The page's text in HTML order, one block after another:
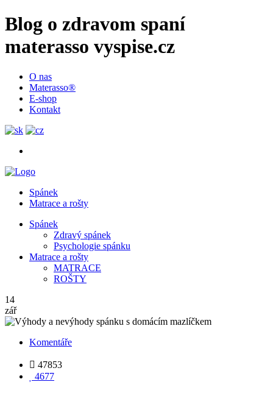
Blog o zdravom spaní
materasso vyspise.cz
O nas
Materasso®
E-shop
Kontakt
Spánek
Matrace a rošty
Spánek
Zdravý spánek
Psychologie spánku
Matrace a rošty
MATRACE
ROŠTY
14
zář
Komentáře
 47853
4677